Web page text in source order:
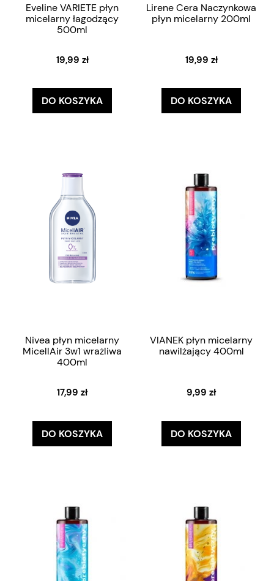
Eveline VARIETE płyn
micelarny łagodzący
500ml
19,99 zł
DO KOSZYKA
Lirene Cera Naczynkowa
płyn micelarny 200ml
19,99 zł
DO KOSZYKA
Nivea płyn micelarny
MicellAir 3w1 wrażliwa
400ml
17,99 zł
DO KOSZYKA
VIANEK płyn micelarny
nawilżający 400ml
9,99 zł
DO KOSZYKA